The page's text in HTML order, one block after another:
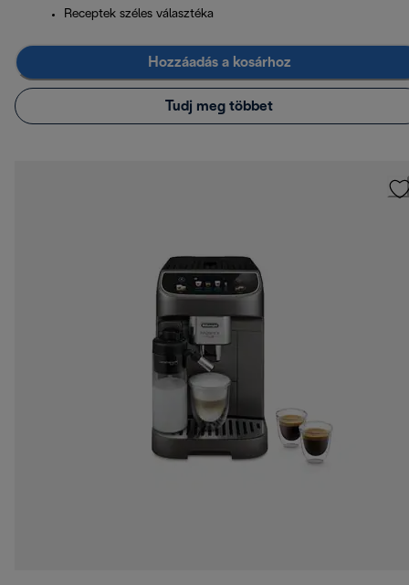
Receptek széles választéka
Hozzáadás a kosárhoz
Tudj meg többet